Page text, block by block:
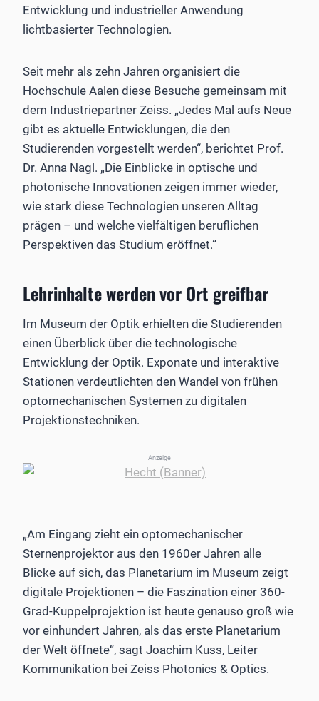
Entwicklung und industrieller Anwendung
lichtbasierter Technologien.
Seit mehr als zehn Jahren organisiert die
Hochschule Aalen diese Besuche gemeinsam mit
dem Industriepartner Zeiss. „Jedes Mal aufs Neue
gibt es aktuelle Entwicklungen, die den
Studierenden vorgestellt werden“, berichtet Prof.
Dr. Anna Nagl. „Die Einblicke in optische und
photonische Innovationen zeigen immer wieder,
wie stark diese Technologien unseren Alltag
prägen – und welche vielfältigen beruflichen
Perspektiven das Studium eröffnet.“
Lehrinhalte werden vor Ort greifbar
Im Museum der Optik erhielten die Studierenden
einen Überblick über die technologische
Entwicklung der Optik. Exponate und interaktive
Stationen verdeutlichten den Wandel von frühen
optomechanischen Systemen zu digitalen
Projektionstechniken.
Anzeige
„Am Eingang zieht ein optomechanischer
Sternenprojektor aus den 1960er Jahren alle
Blicke auf sich, das Planetarium im Museum zeigt
digitale Projektionen – die Faszination einer 360-
Grad-Kuppelprojektion ist heute genauso groß wie
vor einhundert Jahren, als das erste Planetarium
der Welt öffnete“, sagt Joachim Kuss, Leiter
Kommunikation bei Zeiss Photonics & Optics.